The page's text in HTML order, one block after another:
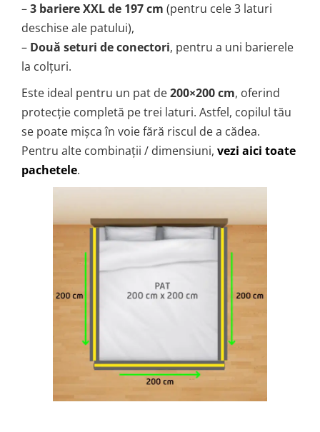
–3 bariere XXL de 197 cm (pentru cele 3 laturi
deschise ale patului),
– Două seturi de conectori, pentru a uni barierele
la colțuri.
Este ideal pentru un pat de200×200 cm, oferind
protecție completă pe trei laturi. Astfel, copilul tău
se poate mișca în voie fără riscul de a cădea.
Pentru alte combinații / dimensiuni, vezi aici toate
pachetele.